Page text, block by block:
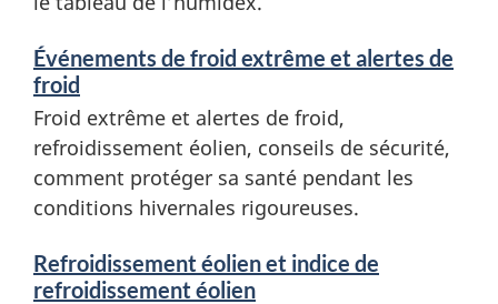
Événements de froid extrême et alertes de
froid
Froid extrême et alertes de froid,
refroidissement éolien, conseils de sécurité,
comment protéger sa santé pendant les
conditions hivernales rigoureuses.
Refroidissement éolien et indice de
refroidissement éolien